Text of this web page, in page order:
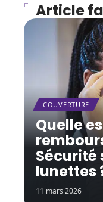
Article
COUVERTURE
Quelle
Sécurité
lunettes
11 mars 2026